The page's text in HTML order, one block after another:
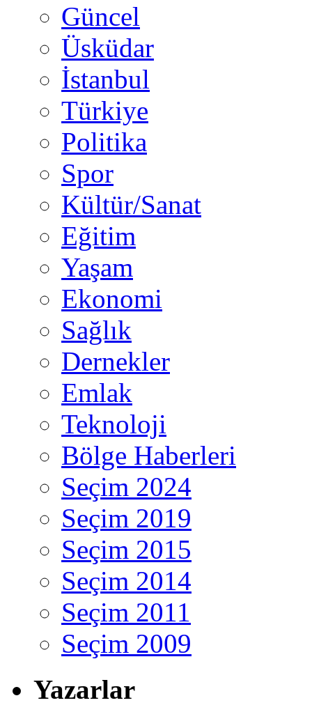
Güncel
Üsküdar
İstanbul
Türkiye
Politika
Spor
Kültür/Sanat
Eğitim
Yaşam
Ekonomi
Sağlık
Dernekler
Emlak
Teknoloji
Bölge Haberleri
Seçim 2024
Seçim 2019
Seçim 2015
Seçim 2014
Seçim 2011
Seçim 2009
Yazarlar